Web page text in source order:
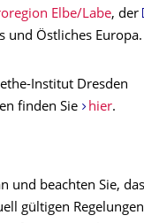
Elbe/Labe, der
und Östliches Europa.
Institut Dresden
finden Sie
hier.
und beachten Sie,
gültigen